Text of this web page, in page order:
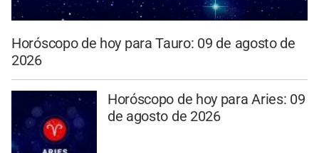
Horóscopo de hoy para Tauro: 09 de agosto de
2026
Horóscopo de hoy para Aries: 09
de agosto de 2026